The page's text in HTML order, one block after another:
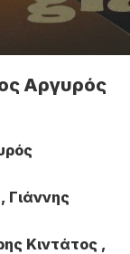
Αργυρός
Γιάννης
Κιντάτος ,